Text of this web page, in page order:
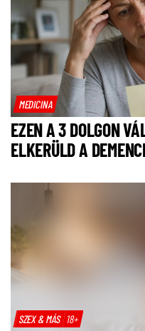
MEDICINA
EZEN A 3 DOLGON
ELKERÜLD A
SZEX & MÁS 18+